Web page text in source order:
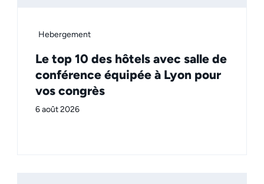
Hebergement
Le top 10 des hôtels avec salle de
conférence équipée à Lyon pour
vos congrès
6 août 2026